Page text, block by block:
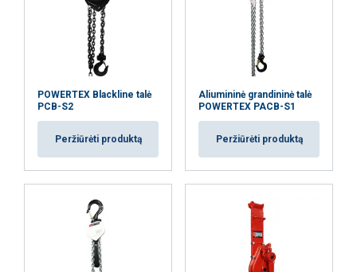
POWERTEX Blackline talė
PCB-S2
Peržiūrėti produktą
Aliumininė grandininė talė
POWERTEX PACB-S1
Peržiūrėti produktą